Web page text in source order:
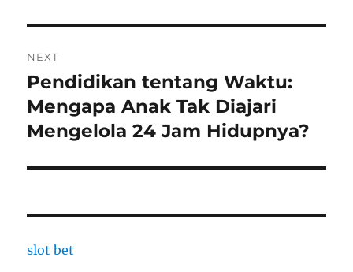
NEXT
Next
post:
Pendidikan tentang Waktu:
Mengapa Anak Tak Diajari
Mengelola 24 Jam Hidupnya?
slot bet